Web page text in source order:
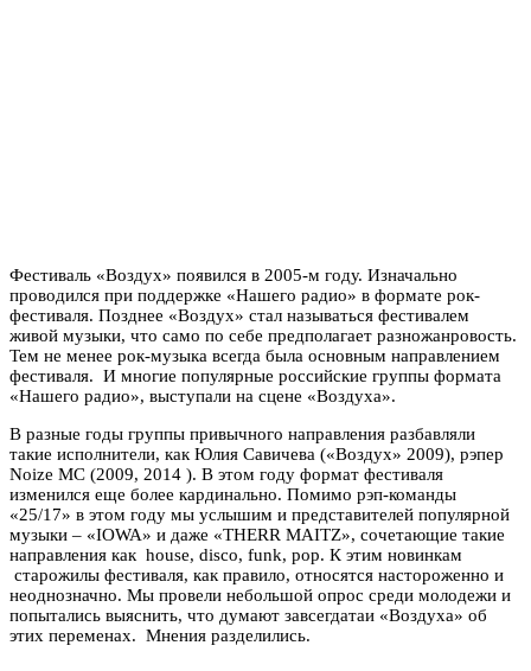
Фестиваль «Воздух» появился в 2005-м году. Изначально
проводился при поддержке «Нашего радио» в формате рок-
фестиваля. Позднее «Воздух» стал называться фестивалем
живой музыки, что само по себе предполагает разножанровость.
Тем не менее рок-музыка всегда была основным направлением
фестиваля. И многие популярные российские группы формата
«Нашего радио», выступали на сцене «Воздуха».
В разные годы группы привычного направления разбавляли
такие исполнители, как Юлия Савичева («Воздух» 2009), рэпер
Noize MC (2009, 2014 ). В этом году формат фестиваля
изменился еще более кардинально. Помимо рэп-команды
«25/17» в этом году мы услышим и представителей популярной
музыки – «IOWA» и даже «THERR MAITZ», сочетающие такие
направления как house, disco, funk, pop. К этим новинкам
старожилы фестиваля, как правило, относятся настороженно и
неоднозначно. Мы провели небольшой опрос среди молодежи и
попытались выяснить, что думают завсегдатаи «Воздуха» об
этих переменах. Мнения разделились.